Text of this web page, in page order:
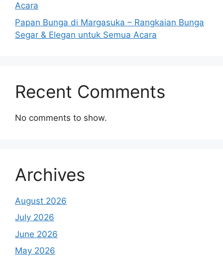
Acara
Papan Bunga di Margasuka – Rangkaian Bunga
Segar & Elegan untuk Semua Acara
Recent Comments
No comments to show.
Archives
August 2026
July 2026
June 2026
May 2026